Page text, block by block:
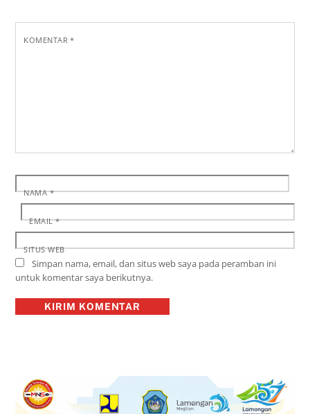
KOMENTAR*
NAMA*
EMAIL*
SITUS WEB
Simpan nama, email, dan situs web saya pada peramban ini
untuk komentar saya berikutnya.